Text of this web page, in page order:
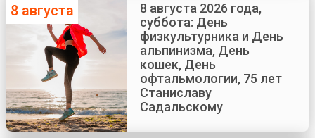
8 августа
8 августа 2026 года,
суббота: День
физкультурника и День
альпинизма, День
кошек, День
офтальмологии, 75 лет
Станиславу
Садальскому